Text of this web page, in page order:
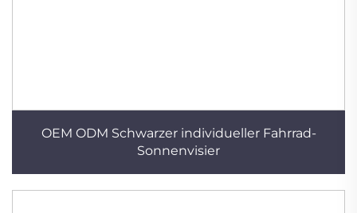
OEM ODM Schwarzer individueller Fahrrad-
Sonnenvisier